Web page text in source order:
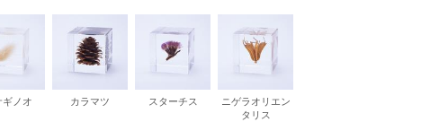
ギノオ カラマツ スターチス
ニゲラオリエン
タリス